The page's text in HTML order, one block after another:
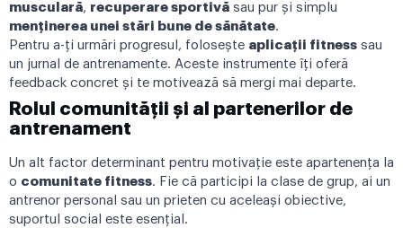
musculară, recuperare sportivă sau pur și simplu
menținerea unei stări bune de sănătate.
Pentru a-ți urmări progresul, folosește aplicații fitness sau
un jurnal de antrenamente. Aceste instrumente îți oferă
feedback concret și te motivează să mergi mai departe.
Rolul comunității și al partenerilor de
antrenament
Un alt factor determinant pentru motivație este apartenența la
o comunitate fitness. Fie că participi la clase de grup, ai un
antrenor personal sau un prieten cu aceleași obiective,
suportul social este esențial.